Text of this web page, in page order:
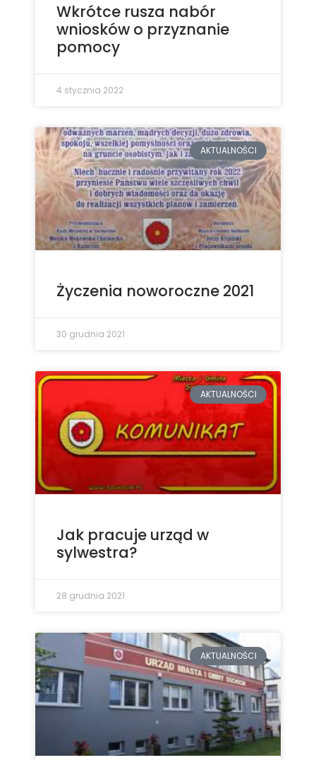
Wkrótce rusza nabór
wniosków o przyznanie
pomocy
4 stycznia 2022
AKTUALNOŚCI
Życzenia noworoczne 2021
30 grudnia 2021
AKTUALNOŚCI
Jak pracuje urząd w
sylwestra?
28 grudnia 2021
AKTUALNOŚCI